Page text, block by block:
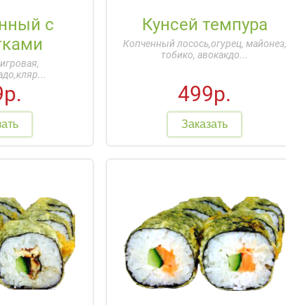
с
Кунсей темпура
Копченный лосось,огурец, майонез,
тобико, авокакдо...
499р.
Заказать